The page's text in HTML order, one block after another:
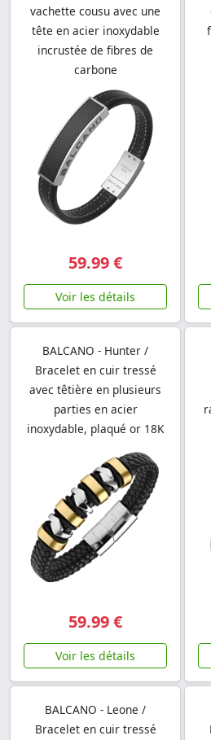
vachette cousu avec une
tête en acier inoxydable
incrustée de fibres de
carbone
59.99 €
Voir les détails
BALCANO - Hunter /
Bracelet en cuir tressé
avec têtière en plusieurs
parties en acier
inoxydable, plaqué or 18K
59.99 €
Voir les détails
BALCANO - Leone /
Bracelet en cuir tressé